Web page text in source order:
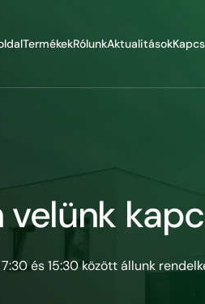
TermékekRólunkAktualitások
velünk
és 15:30 között állunk